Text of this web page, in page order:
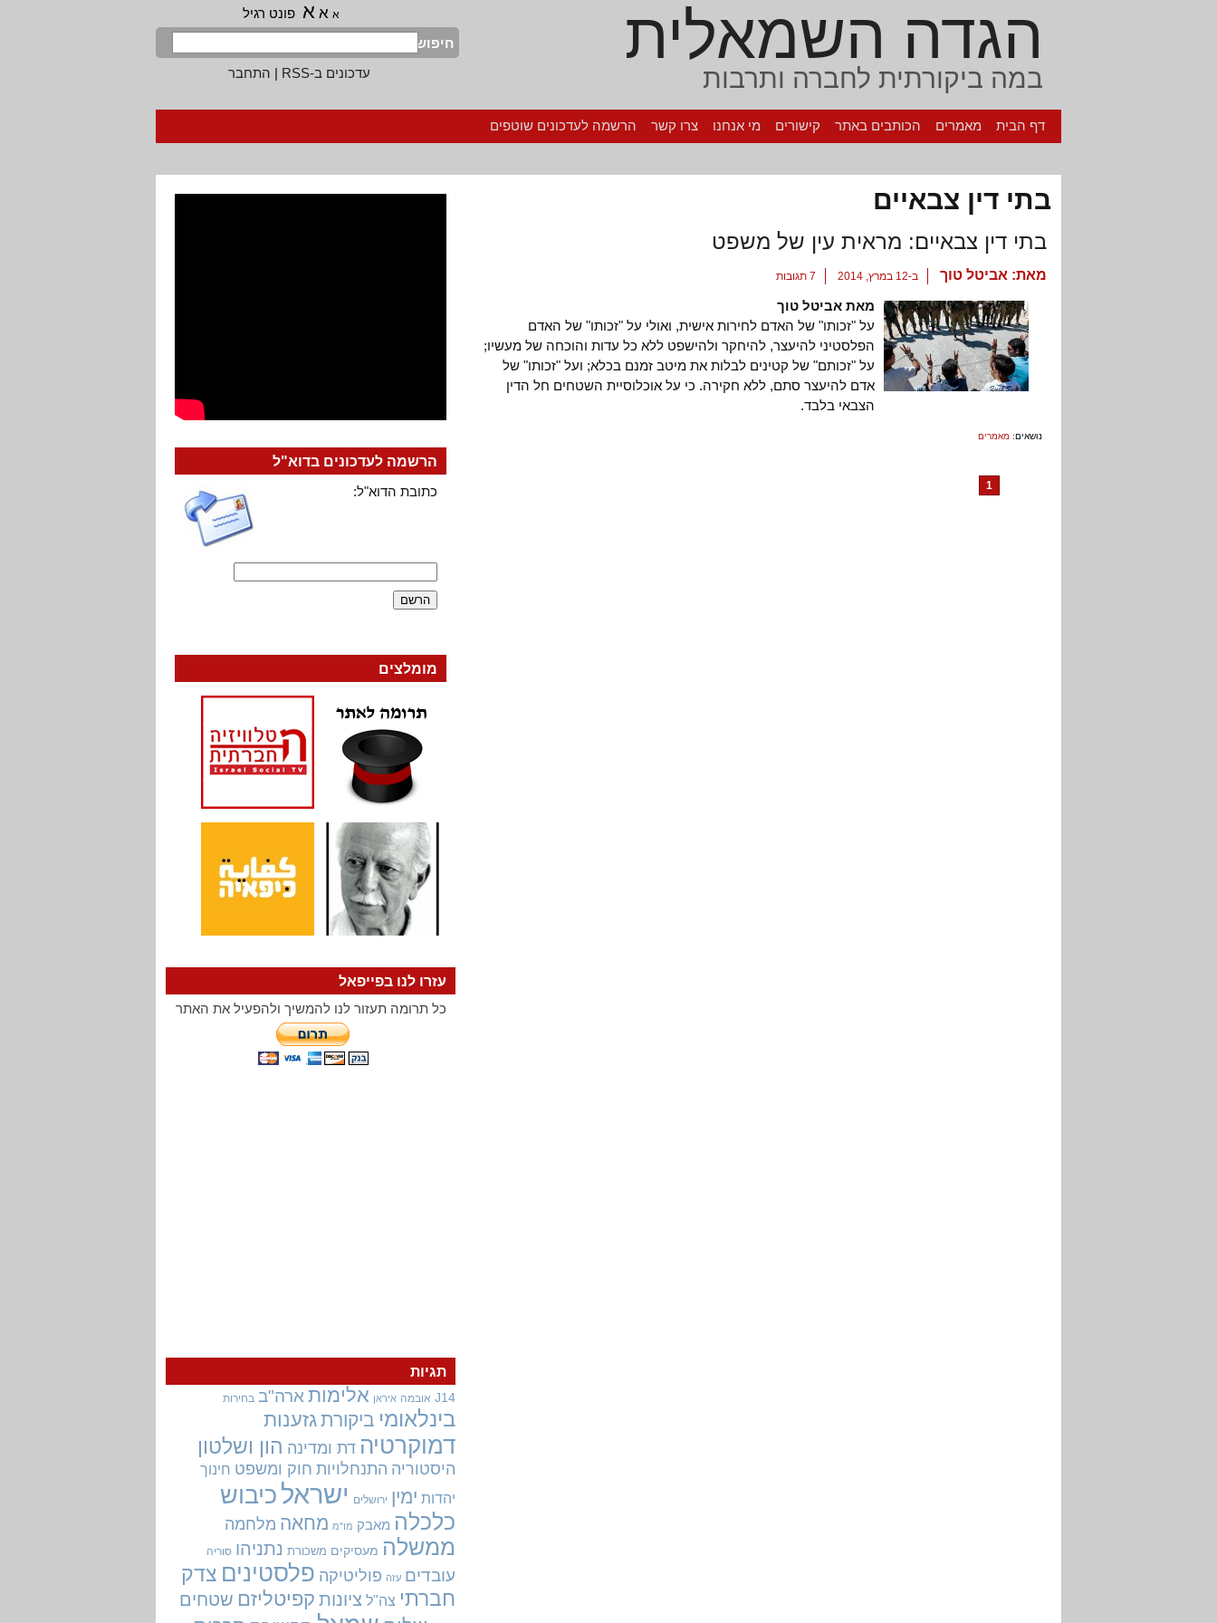
הגדה השמאלית
במה ביקורתית לחברה ותרבות
א א א פונט רגיל
חיפוש
עדכונים ב-RSS
| התחבר
דף הבית מאמרים הכותבים באתר קישורים מי אנחנו צרו קשר הרשמה לעדכונים שוטפים
בתי דין צבאיים
בתי דין צבאיים: מראית עין של משפט
מאת: אביטל טוך ב-12 במרץ, 2014 7 תגובות
מאת אביטל טוך
על "זכותו" של האדם לחירות אישית, ואולי על "זכותו" של האדם
הפלסטיני להיעצר, להיחקר ולהישפט ללא כל עדות והוכחה של מעשיו;
על "זכותם" של קטינים לבלות את מיטב זמנם בכלא; ועל "זכותו" של
אדם להיעצר סתם, ללא חקירה. כי על אוכלוסיית השטחים חל הדין
הצבאי בלבד.
נושאים: מאמרים
1
הרשמה לעדכונים בדוא"ל
כתובת הדוא"ל:
מומלצים
עזרו לנו בפייפאל
כל תרומה תעזור לנו להמשיך ולהפעיל את האתר
תגיות
J14 אובמה איראן אלימות ארה"ב בחירות
בינלאומי ביקורתגזענות
דמוקרטיה דת ומדינה הון ושלטון
היסטוריה התנחלויות חוק ומשפט חינוך
יהדות ימין ירושלים ישראל כיבוש
כלכלה מאבק מו"מ מחאה מלחמה
ממשלה מעסיקים משכורת נתניהו סוריה
עובדים עזה פוליטיקה פלסטינים צדק
חברתי צה"ל ציונות קפיטליזם שטחים